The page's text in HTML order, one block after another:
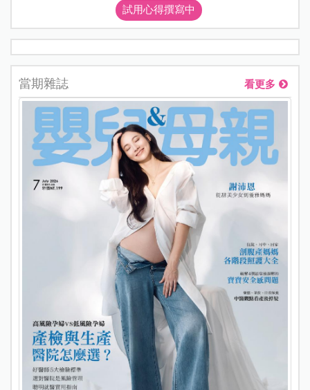
試用心得撰寫中
當期雜誌 看更多